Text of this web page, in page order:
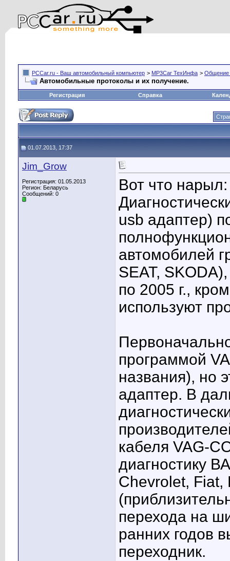
PCCar.ru - Ваш автомобильный компьютер > MP3Car ТехИнфа > Общение
Автомобильные протоколы и их получение.
Регистрация Справка
01.07.2013, 17:37
Jim_Grow
Регистрация: 01.05.2013
Регион: Беларусь
Сообщений: 0
Вот что нарыл:
usb адаптер)
автомобилей
SEAT,
по 2005 г.,
используют
программой
названия), но
адаптер. В
кабеля VAG-
диагностику
Chevrolet, Fiat,
перехода на
ранних годов
переходник.